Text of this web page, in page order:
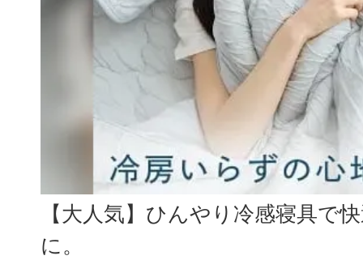
【大人気】ひんやり冷感寝具で
に。